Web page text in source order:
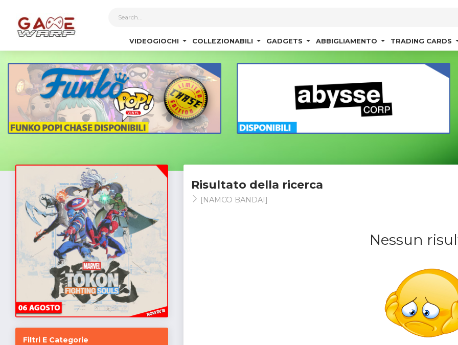
VIDEOGIOCHI COLLEZIONABILI GADGETS ABBIGLIAMENTO TRADING CARDS
Filtri E Categorie
Risultato della ricerca
[NAMCO BANDAI]
Nessun